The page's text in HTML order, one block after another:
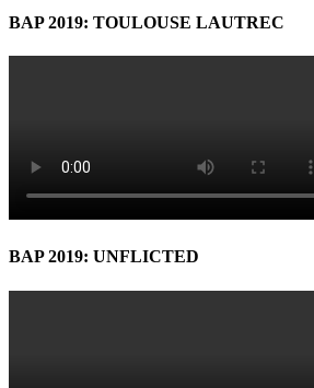
BAP 2019: TOULOUSE LAUTREC
BAP 2019: UNFLICTED